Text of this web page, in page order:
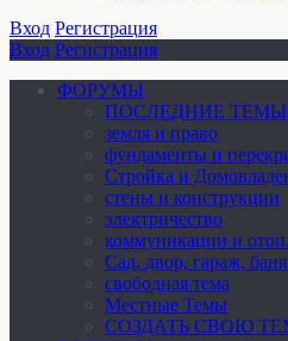
Вход Регистрация
Вход Регистрация
ФОРУМЫ
ПОСЛЕДНИЕ ТЕМЫ
земля и право
фундаменты и
Стройка и
стены и конструкции
электричество
коммуникации и
Cад, двор, гараж,
свободная тема
Местные Темы
СОЗДАТЬ СВОЮ